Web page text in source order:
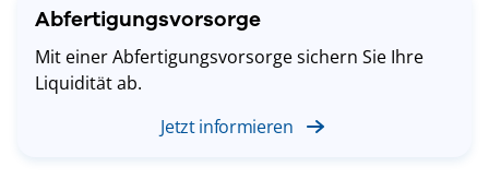
Jetzt informieren
Abfertigungsvorsorge
Mit einer Abfertigungsvorsorge sichern Sie Ihre
Liquidität ab.